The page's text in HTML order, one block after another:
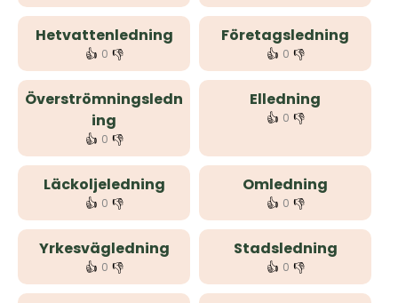
Hetvattenledning
👍 0 👎
Företagsledning
👍 0 👎
Överströmningsledn
ing
👍 0 👎
Elledning
👍 0 👎
Läckoljeledning
👍 0 👎
Omledning
👍 0 👎
Yrkesvägledning
👍 0 👎
Stadsledning
👍 0 👎